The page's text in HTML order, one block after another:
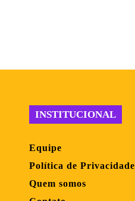
INSTITUCIONAL
Equipe
Política de Privacidade
Quem somos